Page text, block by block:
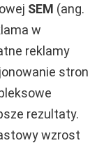
SEM (ang.
w
reklamy
stron
rezultaty.
wzrost